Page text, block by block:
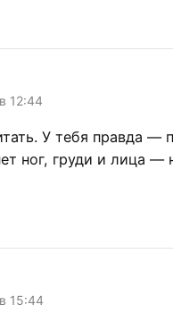
12:44
У тебя правда —
ног, груди и лица —
15:44